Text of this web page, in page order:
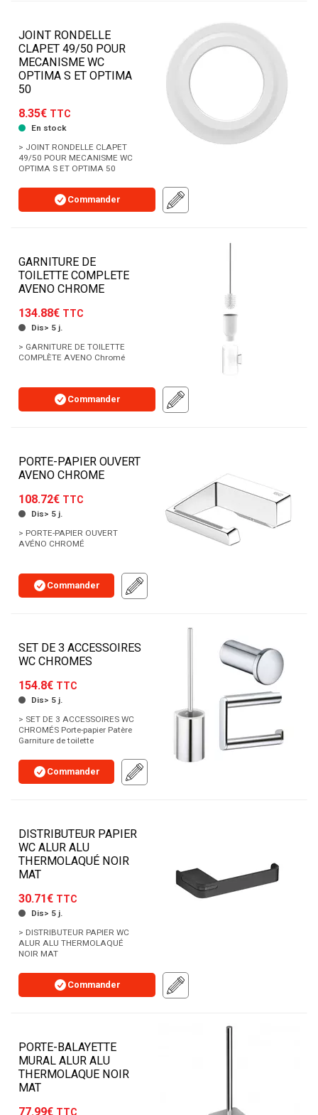
JOINT RONDELLE
CLAPET 49/50 POUR
MECANISME WC
OPTIMA S ET OPTIMA
50
8.35€ TTC
En stock
> JOINT RONDELLE CLAPET
49/50 POUR MECANISME WC
OPTIMA S ET OPTIMA 50
Commander
GARNITURE DE
TOILETTE COMPLETE
AVENO CHROME
134.88€ TTC
Dis> 5 j.
> GARNITURE DE TOILETTE
COMPLÈTE AVENO Chromé
Commander
PORTE-PAPIER OUVERT
AVENO CHROME
108.72€ TTC
Dis> 5 j.
> PORTE-PAPIER OUVERT
AVÉNO CHROMÉ
Commander
SET DE 3 ACCESSOIRES
WC CHROMES
154.8€ TTC
Dis> 5 j.
> SET DE 3 ACCESSOIRES WC
CHROMÉS Porte-papier Patère
Garniture de toilette
Commander
DISTRIBUTEUR PAPIER
WC ALUR ALU
THERMOLAQUÉ NOIR
MAT
30.71€ TTC
Dis> 5 j.
> DISTRIBUTEUR PAPIER WC
ALUR ALU THERMOLAQUÉ
NOIR MAT
Commander
PORTE-BALAYETTE
MURAL ALUR ALU
THERMOLAQUE NOIR
MAT
77.99€ TTC